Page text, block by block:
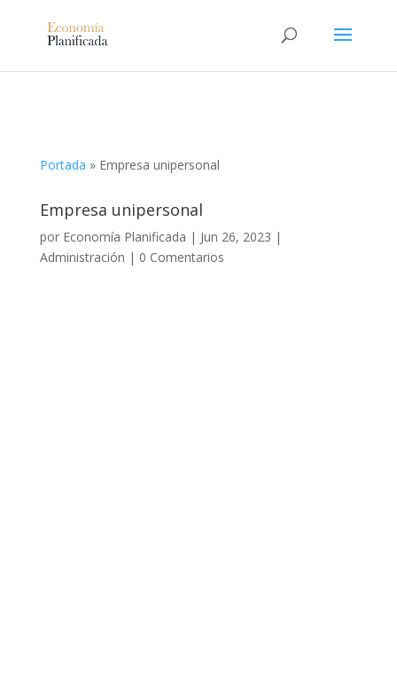
Portada » Empresa unipersonal
Empresa unipersonal
por Economía Planificada | Jun 26, 2023 |
Administración | 0 Comentarios